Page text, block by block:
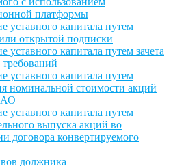
платформы
уставного капитала путем
открытой подписки
уставного капитала путем зачета
уставного капитала путем
номинальной стоимости акций
уставного капитала путем
выпуска акций во
договора конвертируемого
должника